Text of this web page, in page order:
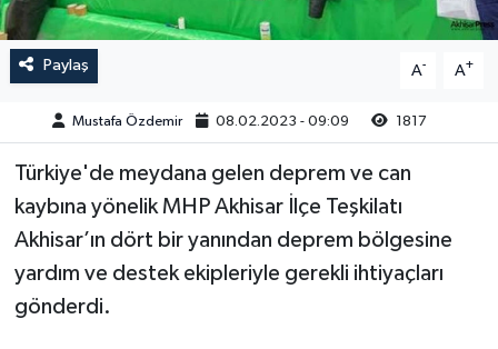
Paylaş A- A+
Mustafa Özdemir 08.02.2023 - 09:09 1817
Türkiye'de meydana gelen deprem ve can
kaybına yönelik MHP Akhisar İlçe Teşkilatı
Akhisar’ın dört bir yanından deprem bölgesine
yardım ve destek ekipleriyle gerekli ihtiyaçları
gönderdi.
Kadın
Akhisar Emlak
Ülke